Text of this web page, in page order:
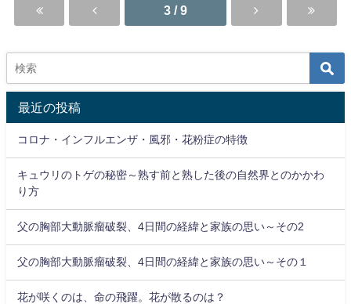
3 / 9
最近の投稿
コロナ・インフルエンザ・風邪・花粉症の特徴
キュウリのトゲの秘密～熟す前と熟した後の自然界とのかかわ
り方
父の胸部大動脈瘤破裂、4日間の経緯と家族の思い～その2
父の胸部大動脈瘤破裂、4日間の経緯と家族の思い～その１
花が咲くのは、命の飛躍。花が散るのは？